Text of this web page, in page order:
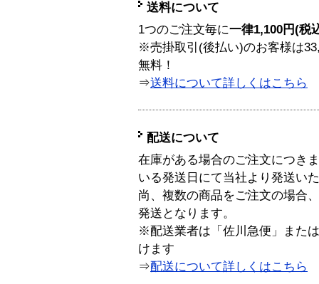
送料について
1つのご注文毎に一律1,100円(税
※売掛取引(後払い)のお客様は
無料！
⇒送料について詳しくはこちら
配送について
在庫がある場合のご注文につき
いる発送日にて当社より発送い
尚、複数の商品をご注文の場合
発送となります。
※配送業者は「佐川急便」また
けます
⇒配送について詳しくはこちら